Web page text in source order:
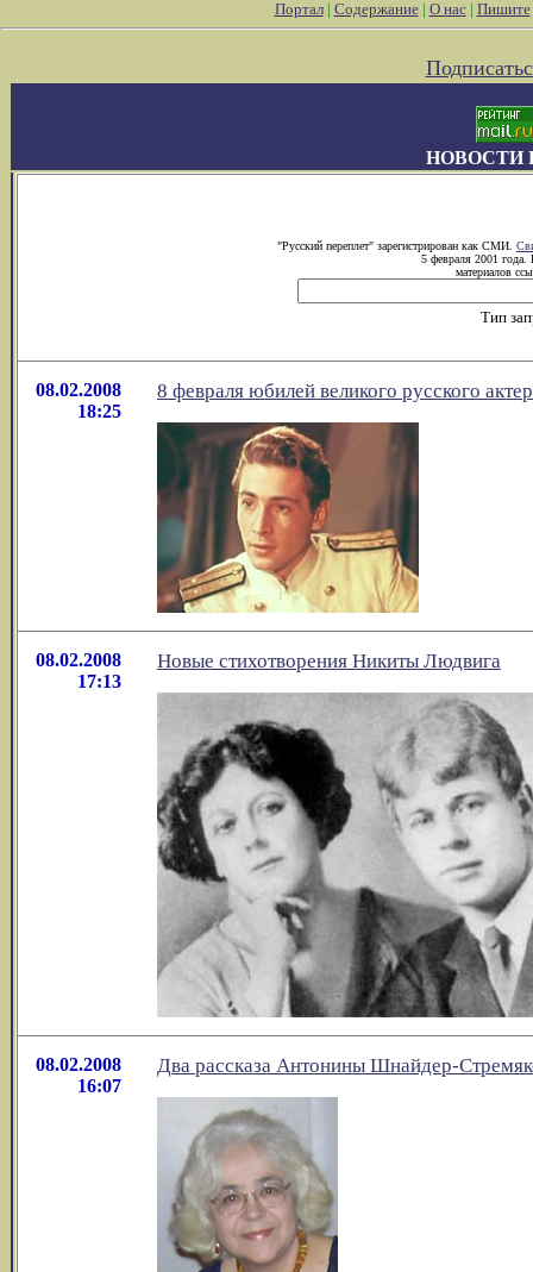
Портал| Содержание| О нас| Пишите
НОВОСТИ
"Русский переплет" зарегистрирован как СМИ.
5 февраля 2001 года.
материалов
Тип
08.02.2008
18:25
8 февраля юбилей великого русского
08.02.2008
17:13
Новые стихотворения Никиты Людвига
08.02.2008
16:07
Два рассказа Антонины Шнайдер-